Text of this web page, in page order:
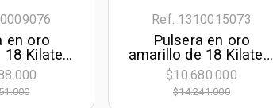
en oro
Kilates,
19 cm.
mm. de
Ref. 1310015073
Pulsera en oro
amarillo de 18 Kilates,
con zircones, 19 cm.
de largo, 3.50 mm. de
ancho
$10.680.000
$14.241.000